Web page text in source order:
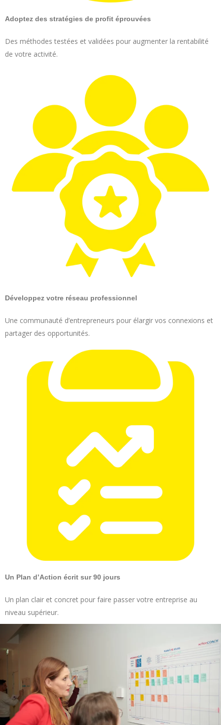
Adoptez des stratégies de profit éprouvées
Des méthodes testées et validées pour augmenter la rentabilité
de votre activité.
Développez votre réseau professionnel
Une communauté d’entrepreneurs pour élargir vos connexions et
partager des opportunités.
Un Plan d’Action écrit sur 90 jours
Un plan clair et concret pour faire passer votre entreprise au
niveau supérieur.